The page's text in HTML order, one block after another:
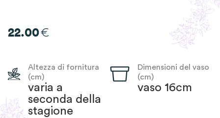
22.00€
Altezza di fornitura
(cm)
varia a
seconda della
stagione
Dimensioni del vaso
(cm)
vaso 16cm